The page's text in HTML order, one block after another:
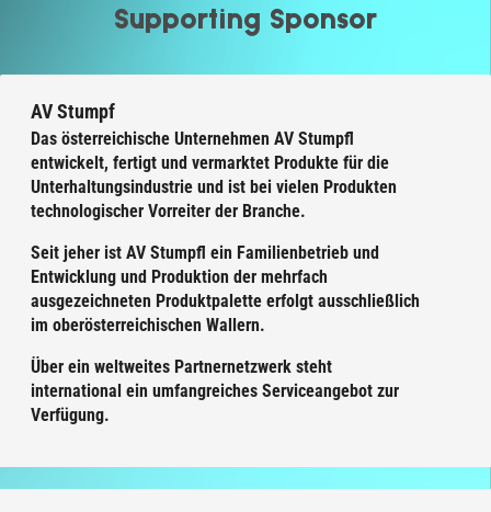
Supporting Sponsor
AV Stumpf
Das österreichische Unternehmen AV Stumpfl
entwickelt, fertigt und vermarktet Produkte für die
Unterhaltungsindustrie und ist bei vielen Produkten
technologischer Vorreiter der Branche.
Seit jeher ist AV Stumpfl ein Familienbetrieb und
Entwicklung und Produktion der mehrfach
ausgezeichneten Produktpalette erfolgt ausschließlich
im oberösterreichischen Wallern.
Über ein weltweites Partnernetzwerk steht
international ein umfangreiches Serviceangebot zur
Verfügung.